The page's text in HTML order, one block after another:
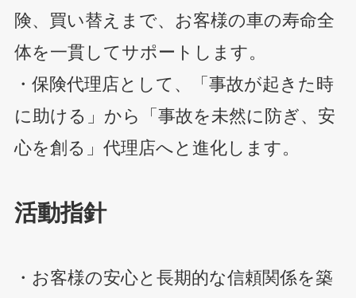
険、買い替えまで、お客様の車の寿命全
体を一貫してサポートします。
・保険代理店として、「事故が起きた時
に助ける」から「事故を未然に防ぎ、安
心を創る」代理店へと進化します。
活動指針
・お客様の安心と長期的な信頼関係を築